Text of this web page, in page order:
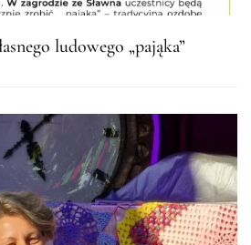
ludowego „pająka”